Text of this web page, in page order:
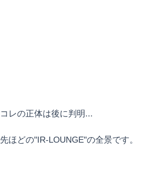
コレの正体は後に判明...
先ほどの"IR-LOUNGE"の全景です。